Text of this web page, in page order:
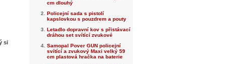
si
cm dlouhý
Policejní sada s pistolí
kapslovkou s pouzdrem a pouty
Letadlo dopravní kov s přistávací
dráhou set svítící zvukové
Samopal Pover GUN policejní
svítící a zvukový Maxi velký 59
cm plastová hračka na baterie